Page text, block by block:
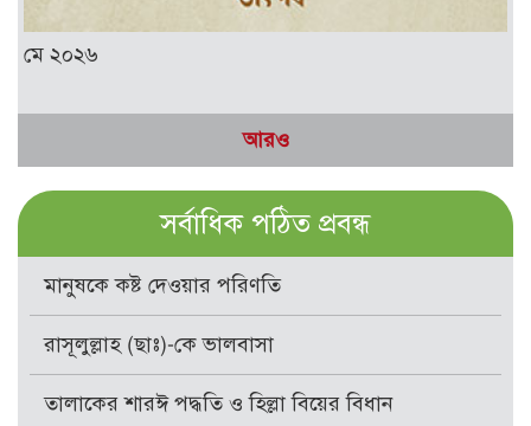
মে ২০২৬
আরও
সর্বাধিক পঠিত প্রবন্ধ
মানুষকে কষ্ট দেওয়ার পরিণতি
রাসূলুল্লাহ (ছাঃ)-কে ভালবাসা
তালাকের শারঈ পদ্ধতি ও হিল্লা বিয়ের বিধান